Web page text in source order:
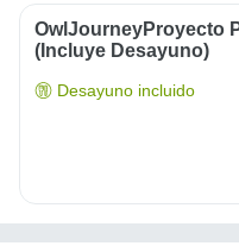
OwlJourneyProyecto
(Incluye Desayuno)
Desayuno incluido